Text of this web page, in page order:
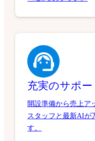
充実のサポー
開設準備から売上ア
スタッフと最新AIが
す。